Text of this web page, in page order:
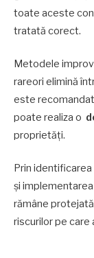
toate aceste
tratată corect.
Metodele
rareori elimină
este
poate realiza o
proprietăți.
Prin
și
rămâne
riscurilor pe care